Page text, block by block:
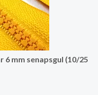
6 mm senapsgul (10/25